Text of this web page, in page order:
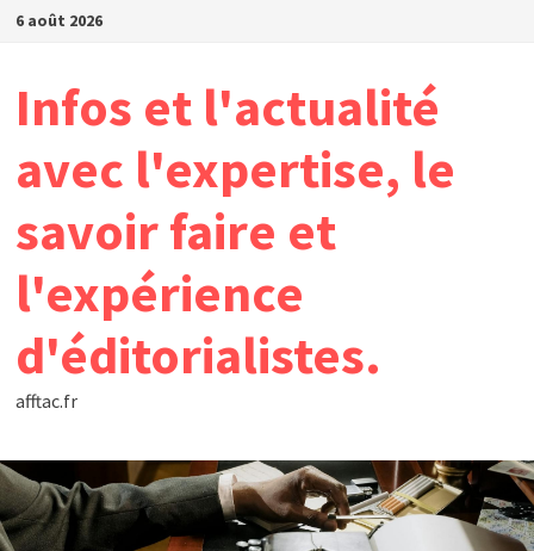
Passer
6 août 2026
Infos et l'actualité
avec l'expertise, le
savoir faire et
l'expérience
d'éditorialistes.
afftac.fr